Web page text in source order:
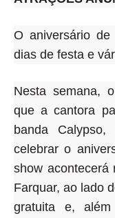
O aniversário
dias de festa e
Nesta semana,
que a cantora
banda
celebrar o
show acontecerá
Farquar, ao lado
gratuita e,